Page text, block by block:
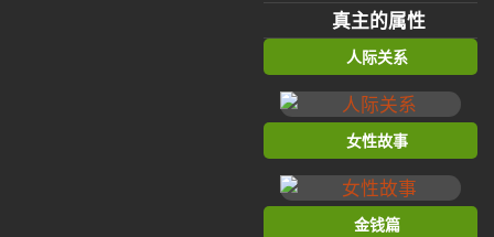
真主的属性
人际关系
女性故事
金钱篇